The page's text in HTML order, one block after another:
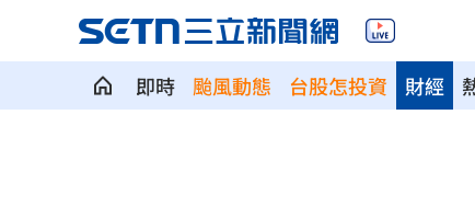
即時 颱風動態 台股怎投資 財經